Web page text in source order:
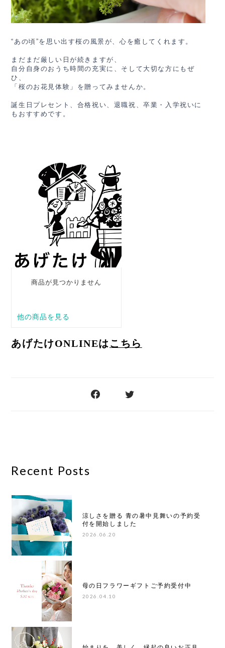
“あの頃”を思い出す桜の風景が、 心を癒してくれます 。
まだまだ厳しい日が続きますが、
自分自身のおうち時間の充実に、そして大切な方にもぜ
ひ、
「桜のお花見体験」を贈ってみませんか。
誕生日プレセント、合格祝い、退職祝、卒業・入学祝いに
もおすすめです。
あげたけONLINEは こちら
Recent Posts
涼しさを贈る 青の暑中見舞いの予約受
付を開始しました
2026.06.20
母の日フラワーギフトご予約受付中
2026.04.10